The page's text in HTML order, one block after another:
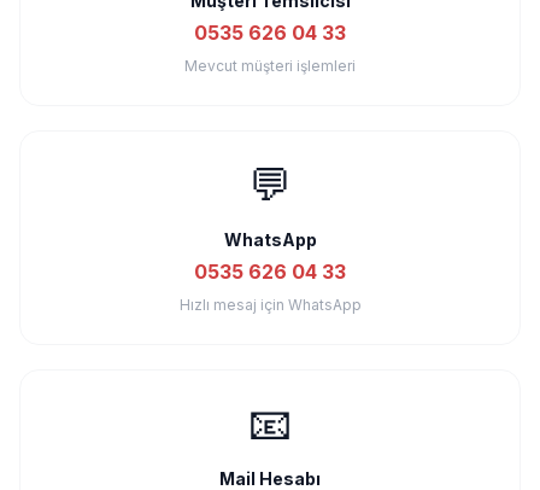
0535 626 04 33
Mevcut müşteri işlemleri
💬
WhatsApp
0535 626 04 33
Hızlı mesaj için WhatsApp
📧
Mail Hesabı